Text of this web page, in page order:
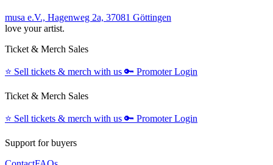
musa e.V., Hagenweg 2a, 37081 Göttingen
love your artist.
Ticket & Merch Sales
⭐️ Sell tickets & merch with us 🔑 Promoter Login
Ticket & Merch Sales
⭐️ Sell tickets & merch with us 🔑 Promoter Login
Support for buyers